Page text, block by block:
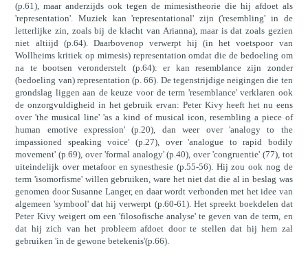
(p.61), maar anderzijds ook tegen de mimesistheorie die hij afdoet als
'representation'. Muziek kan 'representational' zijn ('resembling' in de
letterlijke zin, zoals bij de klacht van Arianna), maar is dat zoals gezien
niet altiijd (p.64). Daarbovenop verwerpt hij (in het voetspoor van
Wollheims kritiek op mimesis) representation omdat die de bedoeling om
na te bootsen veronderstelt (p.64): er kan resemblance zijn zonder
(bedoeling van) representation (p. 66). De tegenstrijdige neigingen die ten
grondslag liggen aan de keuze voor de term 'resemblance' verklaren ook
de onzorgvuldigheid in het gebruik ervan: Peter Kivy heeft het nu eens
over 'the musical line' 'as a kind of musical icon, resembling a piece of
human emotive expression' (p.20), dan weer over 'analogy to the
impassioned speaking voice' (p.27), over 'analogue to rapid bodily
movement' (p.69), over 'formal analogy' (p.40), over 'congruentie' (77), tot
uiteindelijk over metafoor en synesthesie (p.55-56). Hij zou ook nog de
term 'isomorfisme' willen gebruiken, ware het niet dat die al in beslag was
genomen door Susanne Langer, en daar wordt verbonden met het idee van
algemeen 'symbool' dat hij verwerpt (p.60-61). Het spreekt boekdelen dat
Peter Kivy weigert om een 'filosofische analyse' te geven van de term, en
dat hij zich van het probleem afdoet door te stellen dat hij hem zal
gebruiken 'in de gewone betekenis'(p.66).